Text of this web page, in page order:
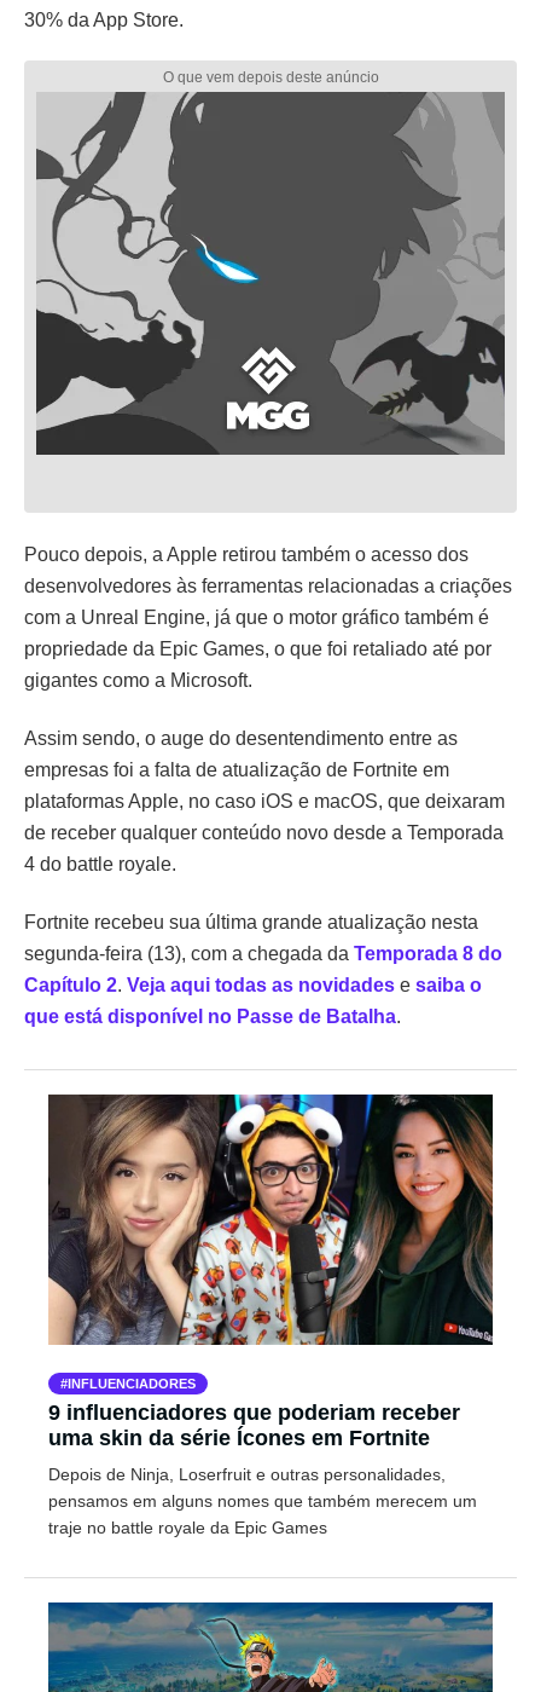
30% da App Store.
Pouco depois, a Apple retirou também o acesso dos
desenvolvedores às ferramentas relacionadas a criações
com a Unreal Engine, já que o motor gráfico também é
propriedade da Epic Games, o que foi retaliado até por
gigantes como a Microsoft.
Assim sendo, o auge do desentendimento entre as
empresas foi a falta de atualização de Fortnite em
plataformas Apple, no caso iOS e macOS, que deixaram
de receber qualquer conteúdo novo desde a Temporada
4 do battle royale.
Fortnite recebeu sua última grande atualização nesta
segunda-feira (13), com a chegada da Temporada 8 do
Capítulo 2. Veja aqui todas as novidades e saiba o
que está disponível no Passe de Batalha.
INFLUENCIADORES
9 influenciadores que poderiam receber
uma skin da série Ícones em Fortnite
Depois de Ninja, Loserfruit e outras personalidades,
pensamos em alguns nomes que também merecem um
traje no battle royale da Epic Games